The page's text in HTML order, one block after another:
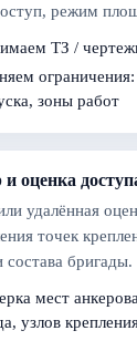
режим
ТЗ /
зоны работ
оценка
удалённая
точек
состава бригады.
мест
узлов